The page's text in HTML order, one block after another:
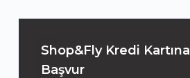
Shop&Fly Kredi Kartına
Başvur